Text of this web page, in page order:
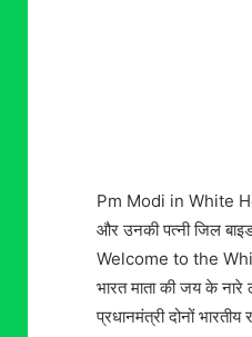
Pm Modi in White
और उनकी पत्नी जिल
Welcome to the
भारत माता की जय के
प्रधानमंत्री दोनों